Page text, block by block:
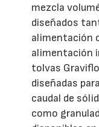
mezcla
diseñados
alimentación
alimentación
tolvas
diseñadas
caudal de
como